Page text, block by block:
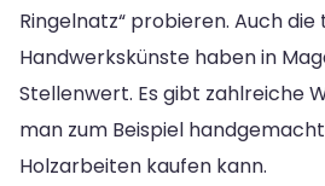
Ringelnatz“ probieren. Auch
Handwerkskünste haben in
Stellenwert. Es gibt zahlreiche
man zum Beispiel
Holzarbeiten kaufen kann.